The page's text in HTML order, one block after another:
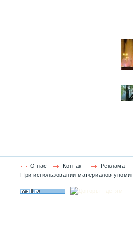
О нас Контакт Реклама
При использовании материалов